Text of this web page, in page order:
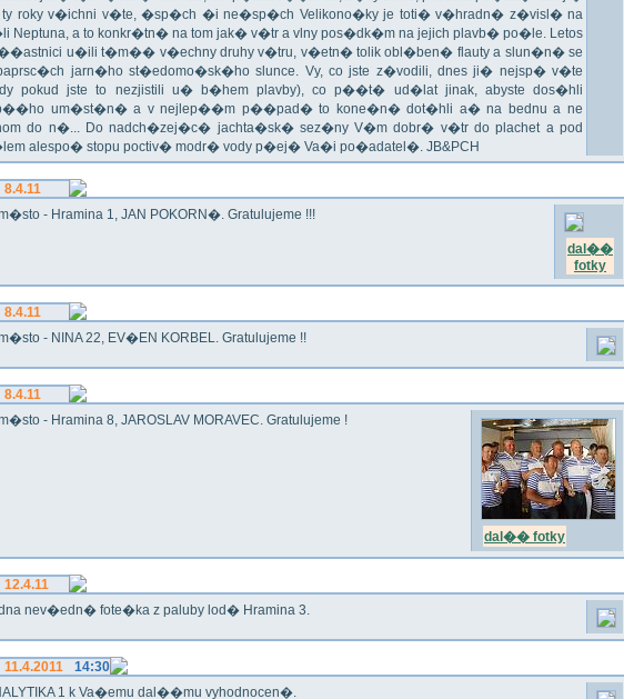
ty roky v�ichni v�te, �sp�ch �i ne�sp�ch Velikono�ky je toti� v�hradn� z�visl� na
Neptuna, a to konkr�tn� na tom jak� v�tr a vlny pos�dk�m na jejich plavb� po�le. Letos
u�ili t�m�� v�echny druhy v�tru, v�etn� tolik obl�ben� flauty a slun�n� se
jarn�ho st�edomo�sk�ho slunce. Vy, co jste z�vodili, dnes ji� nejsp� v�te
pokud jste to nezjistili u� b�hem plavby), co p��t� ud�lat jinak, abyste dos�hli
um�st�n� a v nejlep��m p��pad� to kone�n� dot�hli a� na bednu a ne
do n�... Do nadch�zej�c� jachta�sk� sez�ny V�m dobr� v�tr do plachet a pod
alespo� stopu poctiv� modr� vody p�ej� Va�i po�adatel�. JB&PCH
8.4.11
- Hramina 1, JAN POKORN�. Gratulujeme !!!
dal��
fotky
8.4.11
- NINA 22, EV�EN KORBEL. Gratulujeme !!
8.4.11
- Hramina 8, JAROSLAV MORAVEC. Gratulujeme !
dal�� fotky
12.4.11
nev�edn� fote�ka z paluby lod� Hramina 3.
11.4.2011
14:30
1 k Va�emu dal��mu vyhodnocen�.